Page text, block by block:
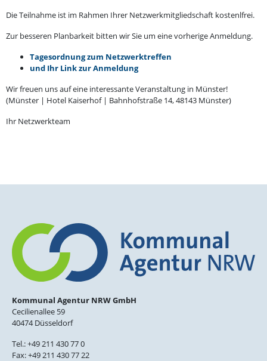
Die Teilnahme ist im Rahmen Ihrer Netzwerk­mit­glied­schaft kostenlfrei.
Zur besseren Planbarkeit bitten wir Sie um eine vorherige Anmeldung.
Tages­ordnung zum Netzwerktreffen
und Ihr Link zur Anmeldung
Wir freuen uns auf eine inter­es­sante Veran­staltung in Münster!
(Münster | Hotel Kaiserhof | Bahnhof­straße 14, 48143 Münster)
Ihr Netzwerkteam
Kommunal Agentur NRW GmbH
Cecilienallee 59
40474 Düsseldorf
Tel.: +49 211 430 77 0
Fax: +49 211 430 77 22